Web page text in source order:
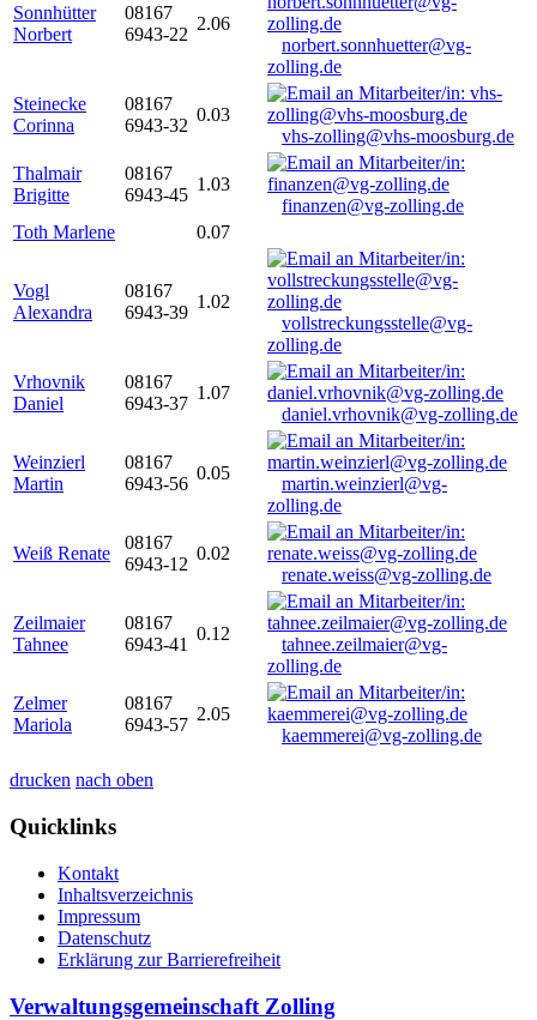
Sonnhütter
Norbert
08167
6943-22
2.06
norbert.sonnhuetter@vg-
zolling.de
Steinecke
Corinna
08167
6943-32
0.03
vhs-zolling@vhs-moosburg.de
Thalmair
Brigitte
08167
6943-45
1.03
finanzen@vg-zolling.de
Toth Marlene
0.07
Vogl
Alexandra
08167
6943-39
1.02
vollstreckungsstelle@vg-
zolling.de
Vrhovnik
Daniel
08167
6943-37
1.07
daniel.vrhovnik@vg-zolling.de
Weinzierl
Martin
08167
6943-56
0.05
martin.weinzierl@vg-
zolling.de
Weiß Renate
08167
6943-12
0.02
renate.weiss@vg-zolling.de
Zeilmaier
Tahnee
08167
6943-41
0.12
tahnee.zeilmaier@vg-
zolling.de
Zelmer
Mariola
08167
6943-57
2.05
kaemmerei@vg-zolling.de
drucken nach oben
Quicklinks
Kontakt
Inhaltsverzeichnis
Impressum
Datenschutz
Erklärung zur Barrierefreiheit
Verwaltungsgemeinschaft Zolling